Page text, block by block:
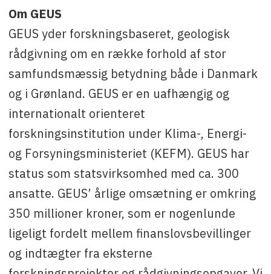
Om GEUS
GEUS yder forskningsbaseret, geologisk
rådgivning om en række forhold af stor
samfundsmæssig betydning både i Danmark
og i Grønland. GEUS er en uafhængig og
internationalt orienteret
forskningsinstitution under Klima-, Energi-
og Forsyningsministeriet (KEFM). GEUS har
status som statsvirksomhed med ca. 300
ansatte. GEUS’ årlige omsætning er omkring
350 millioner kroner, som er nogenlunde
ligeligt fordelt mellem finanslovsbevillinger
og indtægter fra eksterne